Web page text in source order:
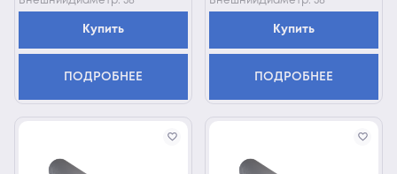
Купить
ПОДРОБНЕЕ
Купить
ПОДРОБНЕЕ